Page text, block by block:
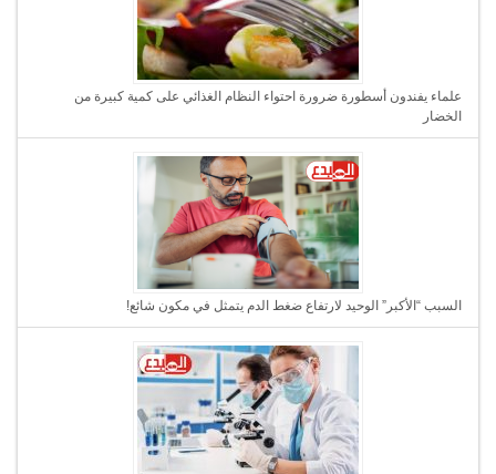
علماء يفندون أسطورة ضرورة احتواء النظام الغذائي على كمية كبيرة من
الخضار
السبب “الأكبر” الوحيد لارتفاع ضغط الدم يتمثل في مكون شائع!